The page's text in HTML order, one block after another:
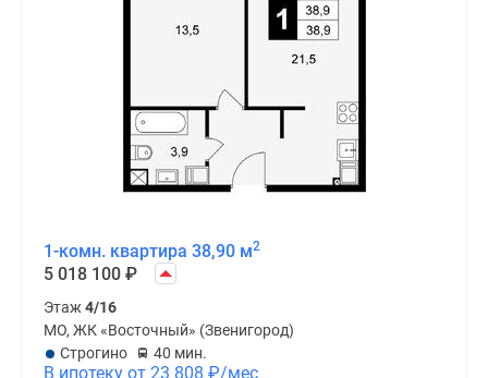
1-комн. квартира 38,90 м2
5 018 100 ₽
Этаж 4/16
МО, ЖК «Восточный» (Звенигород)
Строгино
40 мин.
В ипотеку от 23 808 ₽/мес